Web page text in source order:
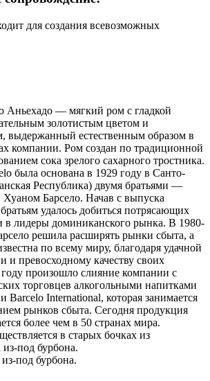
для создания всевозможных
Аньехадо — мягкий ром с гладкой
золотистым цветом и
выдержанный естественным образом в
компании. Ром создан по традиционной
сока зрелого сахарного тростника.
была основана в 1929 году в Санто-
Республика) двумя братьями —
Барсело. Начав с выпуска
удалось добиться потрясающих
в лидеры доминиканского рынка. В 1980-
решила расширять рынки сбыта, а
по всему миру, благодаря удачной
и превосходному качеству своих
произошло слияние компании с
торговцев алкогольными напитками
Barcelo International, которая занимается
рынков сбыта. Сегодня продукция
более чем в 50 странах мира.
в старых бочках из
из-под бурбона.
под бурбона.